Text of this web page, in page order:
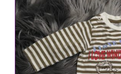
IN DEN WARENKORB